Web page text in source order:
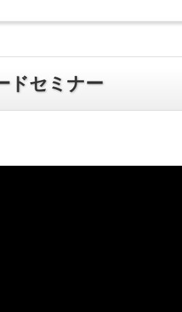
ドセミナー